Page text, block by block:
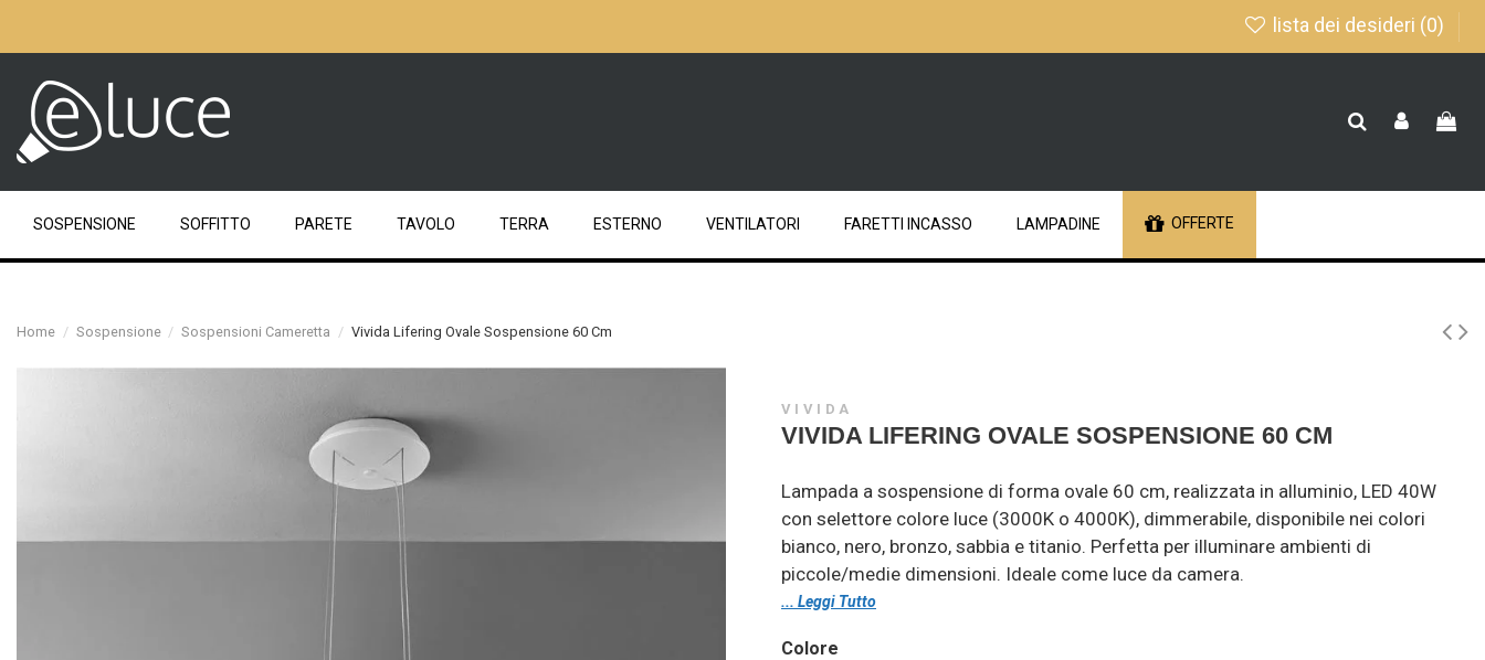
lista dei desideri (0)
SOSPENSIONE SOFFITTO PARETE TAVOLO TERRA ESTERNO VENTILATORI FARETTI INCASSO LAMPADINE OFFERTE
Home Sospensione Sospensioni Cameretta Vivida Lifering Ovale Sospensione 60 Cm
VIVIDA
VIVIDA LIFERING OVALE SOSPENSIONE 60 CM
Lampada a sospensione di forma ovale 60 cm, realizzata in alluminio, LED 40W
con selettore colore luce (3000K o 4000K), dimmerabile, disponibile nei colori
bianco, nero, bronzo, sabbia e titanio. Perfetta per illuminare ambienti di
piccole/medie dimensioni. Ideale come luce da camera.
... Leggi Tutto
Colore